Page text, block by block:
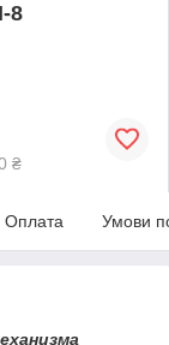
8
₴
Оплата Умови